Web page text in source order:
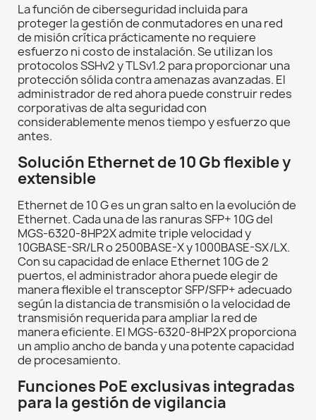
La función de ciberseguridad incluida para
proteger la gestión de conmutadores en una red
de misión crítica prácticamente no requiere
esfuerzo ni costo de instalación. Se utilizan los
protocolos SSHv2 y TLSv1.2 para proporcionar una
protección sólida contra amenazas avanzadas. El
administrador de red ahora puede construir redes
corporativas de alta seguridad con
considerablemente menos tiempo y esfuerzo que
antes.
Solución Ethernet de 10 Gb flexible y
extensible
Ethernet de 10 G es un gran salto en la evolución de
Ethernet. Cada una de las ranuras SFP+ 10G del
MGS-6320-8HP2X admite triple velocidad y
10GBASE-SR/LR o 2500BASE-X y 1000BASE-SX/LX.
Con su capacidad de enlace Ethernet 10G de 2
puertos, el administrador ahora puede elegir de
manera flexible el transceptor SFP/SFP+ adecuado
según la distancia de transmisión o la velocidad de
transmisión requerida para ampliar la red de
manera eficiente. El MGS-6320-8HP2X proporciona
un amplio ancho de banda y una potente capacidad
de procesamiento.
Funciones PoE exclusivas integradas
para la gestión de vigilancia